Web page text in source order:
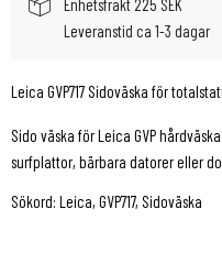
Enhetsfrakt 225 SEK
Leveranstid ca 1-3 dagar
Leica GVP717 Sidoväska för
Sido väska för Leica GVP
surfplattor, bärbara datorer eller
Sökord: Leica, GVP717, Sidoväska